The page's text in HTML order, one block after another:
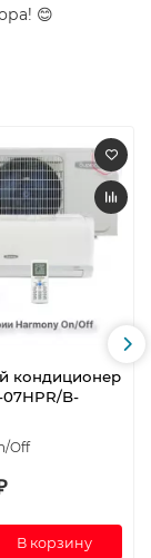
😊
кондиционер
B-
Off
В корзину